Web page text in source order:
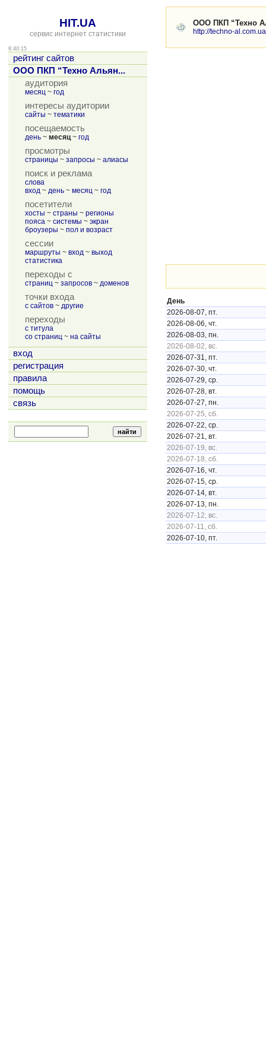
HIT.UA
сервис интернет статистики
8:40:15
рейтинг сайтов
ООО ПКП “Техно Альян...
аудитория
месяц ~ год
интересы аудитории
сайты ~ тематики
посещаемость
день ~ месяц~ год
просмотры
страницы ~ запросы ~ алиасы
поиск и реклама
слова
вход ~ день ~ месяц ~ год
посетители
хосты ~ страны ~ регионы
пояса ~ системы ~ экран
броузеры ~ пол и возраст
сессии
маршруты ~ вход ~ выход
статистика
переходы с
страниц ~ запросов ~ доменов
точки входа
с сайтов ~ другие
переходы
с титула
со страниц ~ на сайты
вход
регистрация
правила
помощь
связь
ООО ПКП “Техно
http://techno-al.com.ua
День
2026-08-07, пт.
2026-08-06, чт.
2026-08-03, пн.
2026-08-02, вс.
2026-07-31, пт.
2026-07-30, чт.
2026-07-29, ср.
2026-07-28, вт.
2026-07-27, пн.
2026-07-25, сб.
2026-07-22, ср.
2026-07-21, вт.
2026-07-19, вс.
2026-07-18, сб.
2026-07-16, чт.
2026-07-15, ср.
2026-07-14, вт.
2026-07-13, пн.
2026-07-12, вс.
2026-07-11, сб.
2026-07-10, пт.